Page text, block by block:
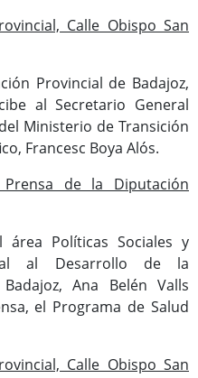
Calle Obispo San
Provincial de Badajoz,
al Secretario General
Ministerio de Transición
Francesc Boya Alós.
Prensa de la Diputación
área Políticas Sociales y
al Desarrollo de la
Ana Belén Valls
el Programa de Salud
Calle Obispo San